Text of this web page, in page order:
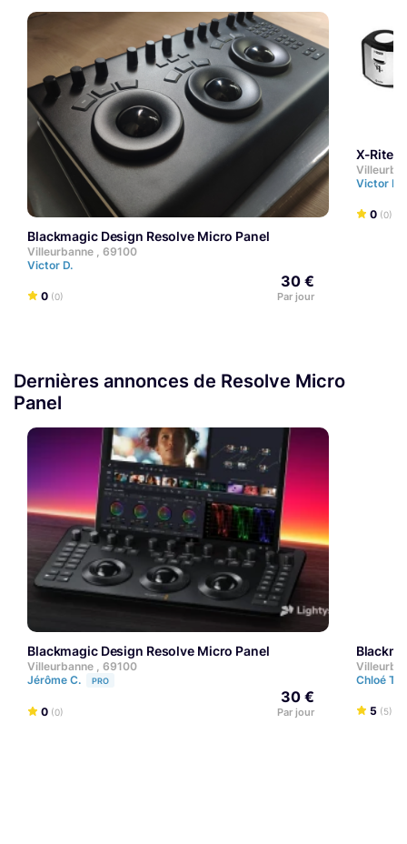
Blackmagic Design Resolve Micro Panel
Villeurbanne , 69100
Victor D.
0 (0)
30 €
Par jour
X-Rite
Victor D.
0 (0)
Dernières annonces de Resolve Micro
Panel
Blackmagic Design Resolve Micro Panel
Villeurbanne , 69100
Jérôme C.
PRO
0 (0)
30 €
Par jour
Chloé
5 (5)